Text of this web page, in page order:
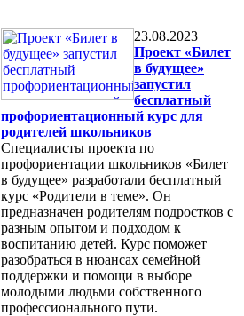
23.08.2023
Проект «Билет
в будущее»
запустил
бесплатный
профориентационный курс для
родителей школьников
Специалисты проекта по
профориентации школьников «Билет
в будущее» разработали бесплатный
курс «Родители в теме». Он
предназначен родителям подростков с
разным опытом и подходом к
воспитанию детей. Курс поможет
разобраться в нюансах семейной
поддержки и помощи в выборе
молодыми людьми собственного
профессионального пути.